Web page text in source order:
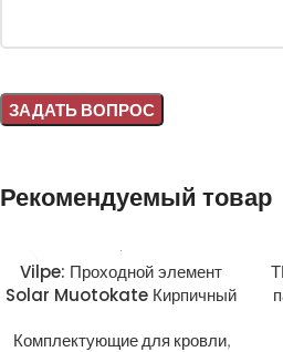
Рекомендуемый товар
Vilpe: Проходной элемент
Solar Muotokate Кирпичный
Комплектующие для кровли,